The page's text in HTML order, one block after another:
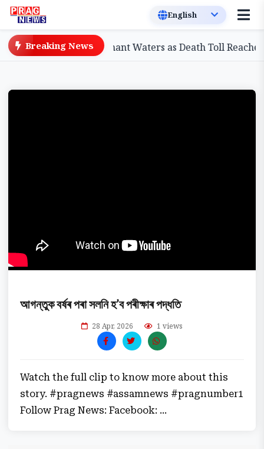
Breaking News
Displaced by Stagnant Waters as Death Toll Reaches 98
আগন্তুক বৰ্ষৰ পৰা সলনি হ’ব পৰীক্ষাৰ পদ্ধতি
28 Apr, 2026 1 views
Watch the full clip to know more about this
story. #pragnews #assamnews #pragnumber1
Follow Prag News: Facebook: ...